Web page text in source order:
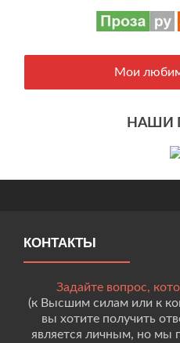
Мои
НАШИ
КОНТАКТЫ
Задайте вопрос,
(к Высшим силам или к
вы хотите получить
является личным, но мы